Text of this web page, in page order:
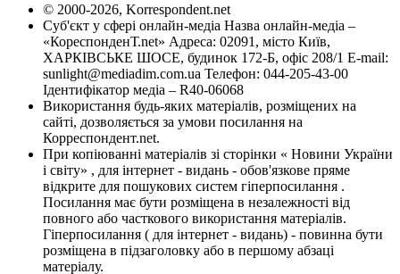
© 2000-2026, Korrespondent.net
Суб'єкт у сфері онлайн-медіа Назва онлайн-медіа –
«КореспонденТ.net» Адреса: 02091, місто Київ,
ХАРКІВСЬКЕ ШОСЕ, будинок 172-Б, офіс 208/1 E-mail:
sunlight@mediadim.com.ua Телефон: 044-205-43-00
Ідентифікатор медіа – R40-06068
Використання будь-яких матеріалів, розміщених на
сайті, дозволяється за умови посилання на
Корреспондент.net.
При копіюванні матеріалів зі сторінки « Новини України
і світу» , для інтернет - видань - обов'язкове пряме
відкрите для пошукових систем гіперпосилання .
Посилання має бути розміщена в незалежності від
повного або часткового використання матеріалів.
Гіперпосилання ( для інтернет - видань) - повинна бути
розміщена в підзаголовку або в першому абзаці
матеріалу.